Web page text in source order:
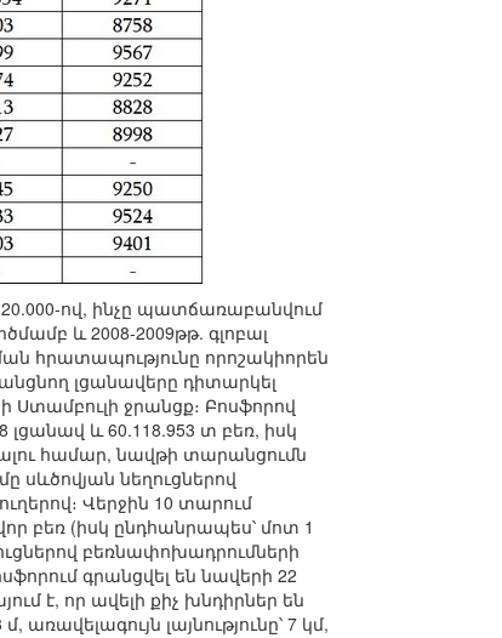
20.000-ով, ինչը պատճառաբանվում
և 2008-2009թթ. գլոբալ
հրատապությունը որոշակիորեն
անցնող լցանավերը դիտարկել
ջրանցք։ Բոսֆորով
լցանավ և 60.118.953 տ բեռ, իսկ
համար, նավթի տարանցումն
սևծովյան նեղուցներով
Վերջին 10 տարում
բեռ (իսկ ընդհանրապես՝ մոտ 1
բեռնափոխադրումների
գրանցվել են նավերի 22
է, որ ավելի քիչ խնդիրներ են
առավելագույն լայնությունը՝ 7 կմ,